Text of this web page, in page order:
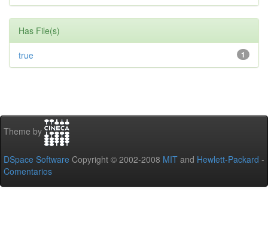
Has File(s)
1
true
Theme by
DSpace Software Copyright © 2002-2008 MIT and Hewlett-Packard -
Comentarios